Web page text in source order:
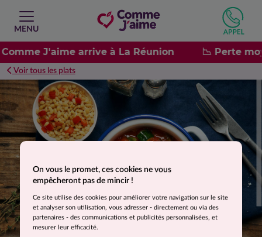
MENU
J'aime arrive à La Réunion 📉 Perte
Voir tous les plats
Suggestion de présentation. Photo non contractuelle.
On vous le promet, ces cookies ne vous
empêcheront pas de mincir !
Ce site utilise des cookies pour améliorer votre navigation sur le site
et analyser son utilisation, vous adresser - directement ou via des
partenaires - des communications et publicités personnalisées, et
mesurer leur efficacité.